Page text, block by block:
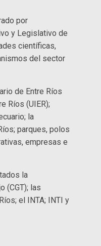
por
y Legislativo de
científicas,
del sector
de Entre Ríos
Ríos (UIER);
la
parques, polos
empresas e
la
(CGT); las
el INTA; INTI y